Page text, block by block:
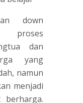
down
proses
dan
yang
namun
menjadi
berharga.